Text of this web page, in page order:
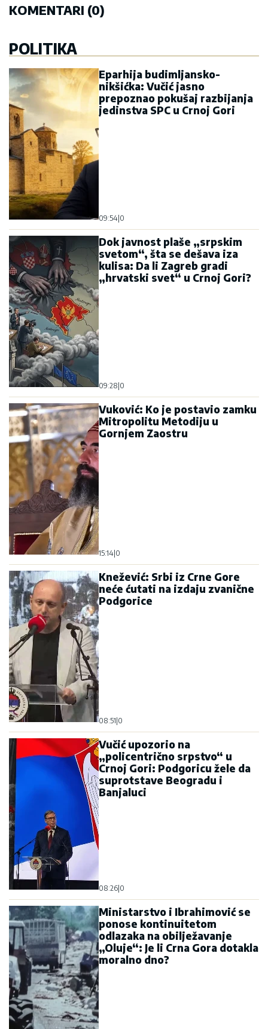
KOMENTARI (0)
POLITIKA
Eparhija budimljansko-
nikšićka: Vučić jasno
prepoznao pokušaj razbijanja
jedinstva SPC u Crnoj Gori
09:54 0
Dok javnost plaše „srpskim
svetom“, šta se dešava iza
kulisa: Da li Zagreb gradi
„hrvatski svet“ u Crnoj Gori?
09:28 0
Vuković: Ko je postavio zamku
Mitropolitu Metodiju u
Gornjem Zaostru
15:14 0
Knežević: Srbi iz Crne Gore
neće ćutati na izdaju zvanične
Podgorice
08:51 0
Vučić upozorio na
„policentrično srpstvo“ u
Crnoj Gori: Podgoricu žele da
suprotstave Beogradu i
Banjaluci
08:26 0
Ministarstvo i Ibrahimović se
ponose kontinuitetom
odlazaka na obilježavanje
„Oluje“: Je li Crna Gora dotakla
moralno dno?